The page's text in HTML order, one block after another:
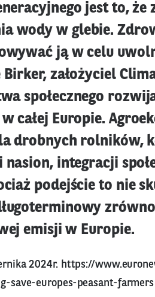
jest to, że
wody w glebie.
ją w celu
założyciel
społecznego
całej Europie.
drobnych rolników,
integracji
podejście to nie
emisji w Europie.
2024r. https://
save-europes-peasant-farmers